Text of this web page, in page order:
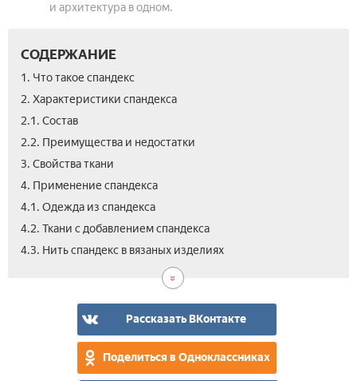
и архитектура в одном.
СОДЕРЖАНИЕ
1. Что такое спандекс
2. Характеристики спандекса
2.1. Состав
2.2. Преимущества и недостатки
3. Свойства ткани
4. Применение спандекса
4.1. Одежда из спандекса
4.2. Ткани с добавлением спандекса
4.3. Нить спандекс в вязаных изделиях
Рассказать ВКонтакте
Поделиться в Одноклассниках